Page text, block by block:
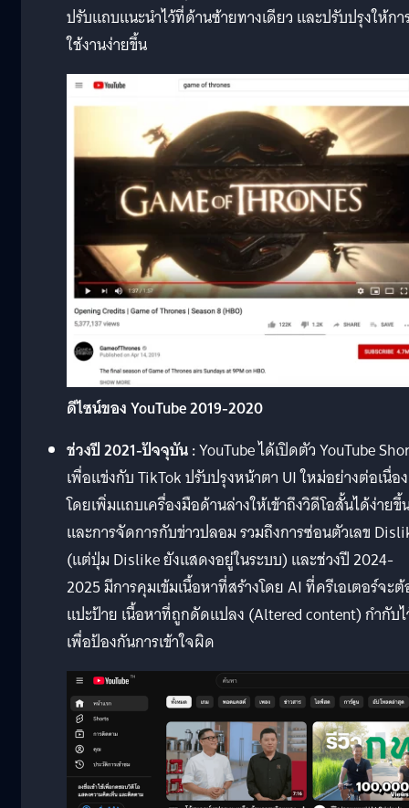
ปรับแถบแนะนำไว้ที่ด้านซ้ายทางเดียว และปรับปรุงให้กา
ใช้งานง่ายขึ้น
ดีไซน์ของ YouTube 2019-2020
ช่วงปี 2021-ปัจจุบัน :YouTube ได้เปิดตัวYouTube
เพื่อแข่งกับ TikTok ปรับปรุงหน้าตา UI ใหม่อย่างต่อเนื่อง
โดยเพิ่มแถบเครื่องมือด้านล่างให้เข้าถึงวิดีโอสั้นได้ง่ายขึ้
และการจัดการกับข่าวปลอม รวมถึงการซ่อนตัวเลข
(แต่ปุ่ม Dislike ยังแสดงอยู่ในระบบ) และช่วงปี 2024-
2025 มีการคุมเข้มเนื้อหาที่สร้างโดย AI ที่ครีเอเตอร์จะ
แปะป้าย เนื้อหาที่ถูกดัดแปลง (Altered content) กำกับ
เพื่อป้องกันการเข้าใจผิด